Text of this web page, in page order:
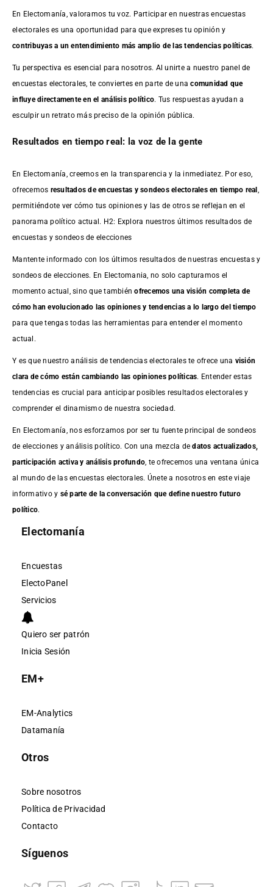
En Electomanía, valoramos tu voz. Participar en nuestras encuestas
electorales es una oportunidad para que expreses tu opinión y
contribuyas a un entendimiento más amplio de las tendencias políticas.
Tu perspectiva es esencial para nosotros. Al unirte a nuestro panel de
encuestas electorales, te conviertes en parte de unacomunidad que
influye directamente en el análisis político. Tus respuestas ayudan a
esculpir un retrato más preciso de la opinión pública.
Resultados en tiempo real: la voz de la gente
En Electomanía, creemos en la transparencia y la inmediatez. Por eso,
ofrecemos resultados deencuestas y sondeos electorales en tiempo real
permitiéndote ver cómo tus opiniones y las de otros se reflejan en el
panorama político actual. H2: Explora nuestros últimos resultados de
encuestas y sondeos de elecciones
Mantente informado con los últimos resultados de nuestras encuestasy
sondeos de elecciones. En Electomania, no solo capturamos el
momento actual, sino que tambiénofrecemos una visión completa de
cómo han evolucionado las opiniones y tendencias a lo largo del tiempo
para que tengas todas las herramientas para entender el momento
actual.
Y es que nuestro análisis de tendencias electorales te ofrece una visión
clara de cómo están cambiando las opiniones políticas. Entender estas
tendencias es crucial para anticipar posibles resultados electorales y
comprender el dinamismo de nuestra sociedad.
En Electomanía, nos esforzamos por ser tu fuente principal de sondeos
de elecciones y análisis político. Con una mezcla dedatos actualizados,
participación activa y análisis profundo , te ofrecemos una ventana única
al mundo de las encuestas electorales. Únete a nosotros en este viaje
informativo y sé parte de la conversación que define nuestro futuro
político.
Electomanía
Encuestas
ElectoPanel
Servicios
Quiero ser patrón
Inicia Sesión
EM+
EM-Analytics
Datamanía
Otros
Sobre nosotros
Política de Privacidad
Contacto
Síguenos